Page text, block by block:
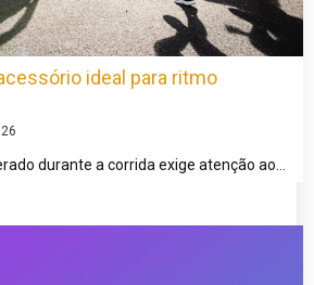
ideal para ritmo
durante a corrida exige atenção ao…